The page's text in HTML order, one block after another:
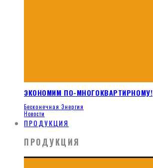
ЭКОНОМИМ ПО-МНОГОКВАРТИРНОМУ!
Бесконечная Энергия
Новости
ПРОДУКЦИЯ
ПРОДУКЦИЯ